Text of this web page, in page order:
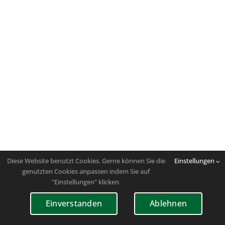
Diese Website benutzt Cookies. Gerne können Sie die
genutzten Cookies anpassen indem Sie auf
"Einstellungen" klicken.
Einstellungen
Einverstanden Ablehnen